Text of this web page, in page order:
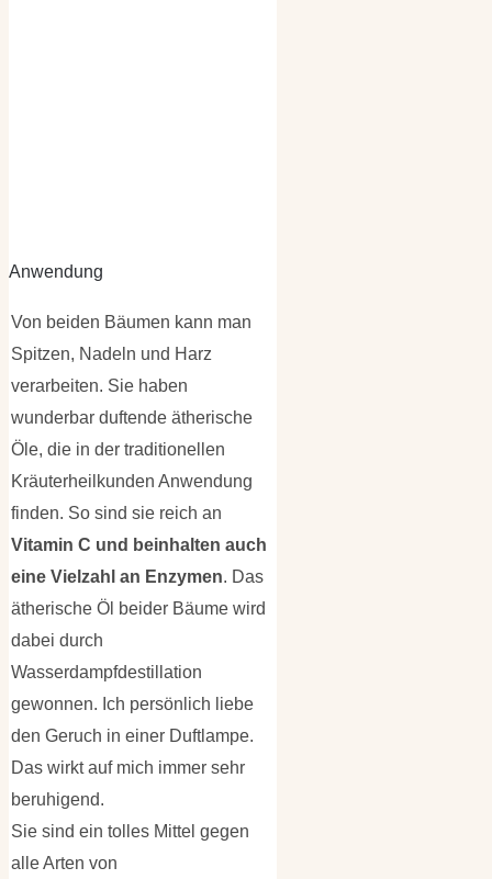
Anwendung
Von beiden Bäumen kann man
Spitzen, Nadeln und Harz
verarbeiten. Sie haben
wunderbar duftende ätherische
Öle, die in der traditionellen
Kräuterheilkunden Anwendung
finden. So sind sie reich an
Vitamin C und beinhalten auch
eine Vielzahl an Enzymen. Das
ätherische Öl beider Bäume wird
dabei durch
Wasserdampfdestillation
gewonnen. Ich persönlich liebe
den Geruch in einer Duftlampe.
Das wirkt auf mich immer sehr
beruhigend.
Sie sind ein tolles Mittel gegen
alle Arten von